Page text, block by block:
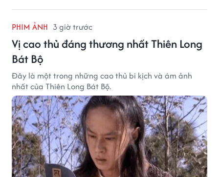
PHIM ẢNH 3 giờ trước
Vị cao thủ đáng thương nhất Thiên Long
Bát Bộ
Đây là một trong những cao thủ bi kịch và ám ảnh
nhất của Thiên Long Bát Bộ.